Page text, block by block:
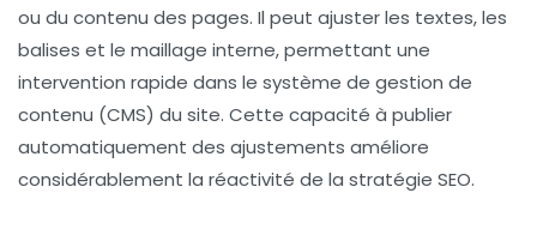
ou du contenu des pages. Il peut ajuster les textes, les
balises et le maillage interne, permettant une
intervention rapide dans le système de gestion de
contenu (CMS) du site. Cette capacité à publier
automatiquement des ajustements améliore
considérablement la réactivité de la stratégie SEO.